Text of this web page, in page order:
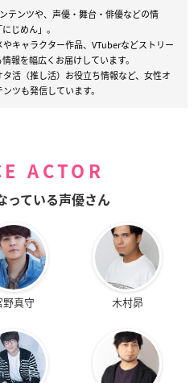
テンツや、声優・舞台・俳優などの情
じめん」。
キャラクター作品、VTuberなどストリー
報を幅広くお届けしています。
活（推し活）お役立ち情報など、女性オ
ツも発信しています。
ACTOR
っている声優さん
野真守 木村昴